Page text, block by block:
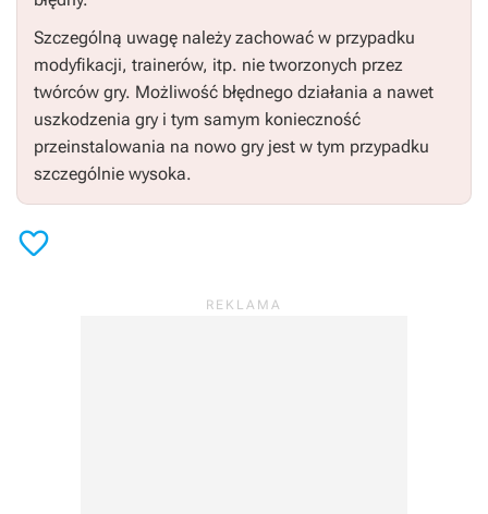
Szczególną uwagę należy zachować w przypadku
modyfikacji, trainerów, itp. nie tworzonych przez
twórców gry. Możliwość błędnego działania a nawet
uszkodzenia gry i tym samym konieczność
przeinstalowania na nowo gry jest w tym przypadku
szczególnie wysoka.
